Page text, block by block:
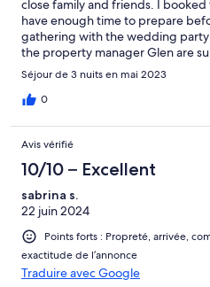
close family and friends. I
have enough time to prepare
gathering with the wedding party
the property manager Glen are
gave me lots of useful tips and
drop-off and pick-up. The golf
of the whole itinerary. There is a
very convenience. Highly
Séjour de 3 nuits en mai 2023
0
Avis vérifié
10/10 – Excellent
sabrina s.
22 juin 2024
Points forts : Propreté, arrivée,
exactitude de l’annonce
Traduire avec Google